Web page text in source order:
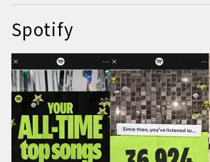
Spotify